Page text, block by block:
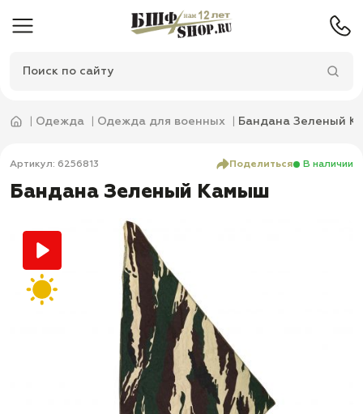
Одежда Одежда для военных Бандана Зеленый
Артикул: 6256813 Поделиться В наличии
Бандана Зеленый Камыш